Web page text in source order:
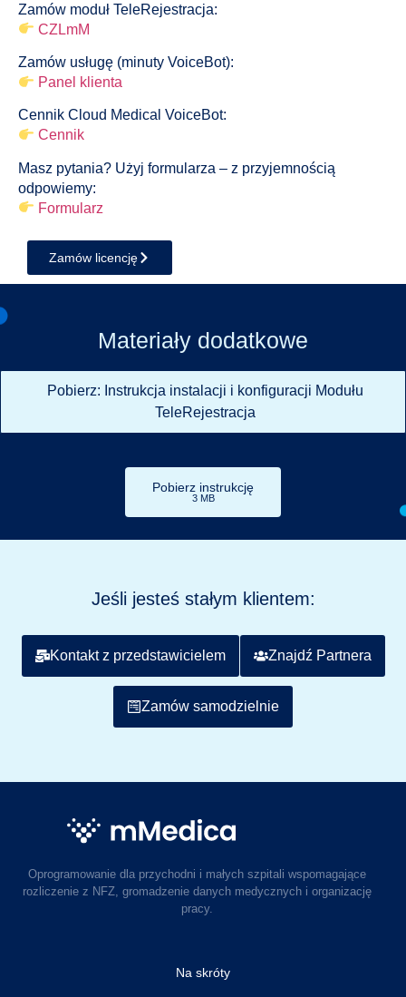
Zamów moduł TeleRejestracja:
CZLmM
Zamów usługę (minuty VoiceBot):
Panel klienta
Cennik Cloud Medical VoiceBot:
Cennik
Masz pytania? Użyj formularza – z przyjemnością
odpowiemy:
Formularz
Zamów licencję
Materiały dodatkowe
Pobierz: Instrukcja instalacji i konfiguracji Modułu
TeleRejestracja
Pobierz instrukcję
3 MB
Jeśli jesteś stałym klientem:
Kontakt z przedstawicielem Znajdź Partnera
Zamów samodzielnie
Oprogramowanie dla przychodni i małych szpitali wspomagające
rozliczenie z NFZ, gromadzenie danych medycznych i organizację
pracy.
Na skróty